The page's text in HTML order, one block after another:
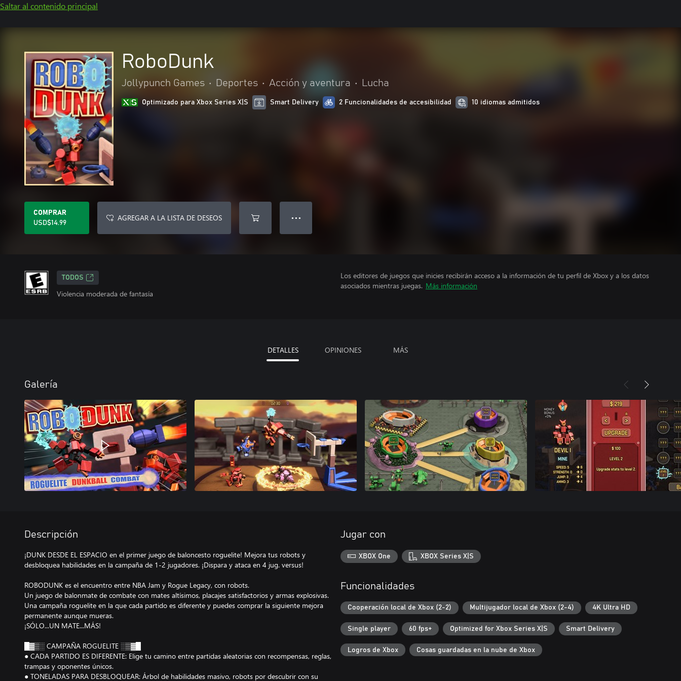
Saltar al contenido principal
RoboDunk
Jollypunch Games • Deportes • Acción y aventura • Lucha
Optimizado para Xbox Series X|S Smart Delivery 2 Funcionalidades de accesibilidad 10 idiomas admitidos
COMPRAR
USD$14.99
AGREGAR A LA LISTA DE DESEOS ● ● ●
TODOS
Violencia moderada de fantasía
Los editores de juegos que inicies recibirán acceso a la información de tu perfil de Xbox y a los datos
asociados mientras juegas. Más información
DETALLES OPINIONES MÁS
Galería
Descripción
¡DUNK DESDE EL ESPACIO en el primer juego de baloncesto roguelite! Mejora tus robots y
desbloquea habilidades en la campaña de 1-2 jugadores. ¡Dispara y ataca en 4 jug. versus!
ROBODUNK es el encuentro entre NBA Jam y Rogue Legacy, con robots.
Un juego de balonmate de combate con mates altísimos, placajes satisfactorios y armas explosivas.
Una campaña roguelite en la que cada partido es diferente y puedes comprar la siguiente mejora
permanente aunque mueras.
¡SÓLO...UN MATE...MÁS!
█▓▒░ CAMPAÑA ROGUELITE ░▒▓█
● CADA PARTIDO ES DIFERENTE: Elige tu camino entre partidas aleatorias con recompensas, reglas,
trampas y oponentes únicos.
● TONELADAS PARA DESBLOQUEAR: Árbol de habilidades masivo, robots por descubrir con su
Jugar con
XBOX One XBOX Series X|S
Funcionalidades
Cooperación local de Xbox (2-2) Multijugador local de Xbox (2-4) 4K Ultra HD
Single player 60 fps+ Optimized for Xbox Series X|S Smart Delivery
Logros de Xbox Cosas guardadas en la nube de Xbox